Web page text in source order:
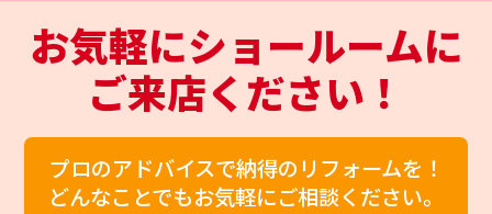
お気軽にショールームに
ご来店ください！
プロのアドバイスで納得のリフォームを！
どんなことでもお気軽にご相談ください。